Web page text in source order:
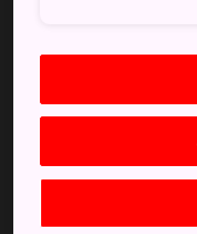
Come
Per arrivare a Izu
dalla stazione di
prendi la linea